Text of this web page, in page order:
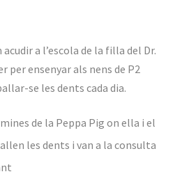
a l’escola de la filla del Dr.
per ensenyar als nens de P2
se les dents cada dia.
de la Peppa Pig on ella i el
les dents i van a la consulta